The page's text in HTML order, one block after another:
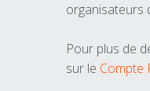
organisateurs
Pour plus de
sur le Compte